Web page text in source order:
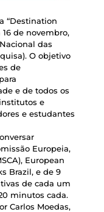
“Destination
de novembro,
das
O objetivo
de
e de todos os
e
e estudantes
Europeia,
European
Brazil, e de 9
de cada um
minutos cada.
Carlos Moedas,